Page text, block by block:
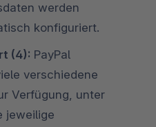
werden
konfiguriert.
(4): PayPal
verschiedene
Verfügung, unter
jeweilige